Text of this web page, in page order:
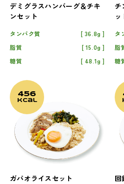
デミグラスハンバーグ＆チキ
ンセット
タンパク質
36.8g
脂質
15.0g
糖質
48.1g
チ
ッ
タ
脂
糖
456
kcal
ガパオライスセット 回